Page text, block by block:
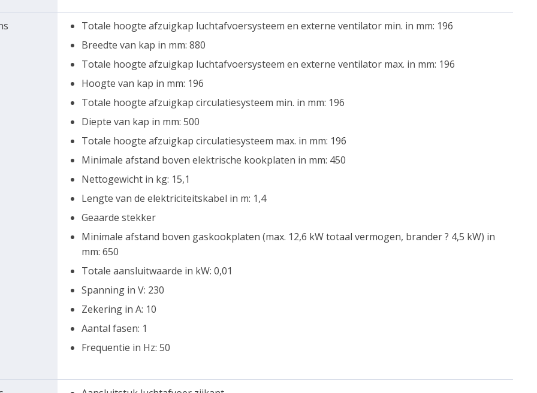
Totale hoogte afzuigkap luchtafvoersysteem en externe ventilator min. in mm: 196
Breedte van kap in mm: 880
Totale hoogte afzuigkap luchtafvoersysteem en externe ventilator max. in mm: 196
Hoogte van kap in mm: 196
Totale hoogte afzuigkap circulatiesysteem min. in mm: 196
Diepte van kap in mm: 500
Totale hoogte afzuigkap circulatiesysteem max. in mm: 196
Minimale afstand boven elektrische kookplaten in mm: 450
Nettogewicht in kg: 15,1
Lengte van de elektriciteitskabel in m: 1,4
Geaarde stekker
Minimale afstand boven gaskookplaten (max. 12,6 kW totaal vermogen, brander ? 4,5 kW) in
mm: 650
Totale aansluitwaarde in kW: 0,01
Spanning in V: 230
Zekering in A: 10
Aantal fasen: 1
Frequentie in Hz: 50